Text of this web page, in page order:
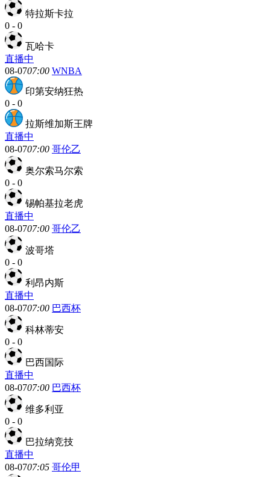
特拉斯卡拉
0 - 0
瓦哈卡
直播中
08-0707:00 WNBA
印第安纳狂热
0 - 0
拉斯维加斯王牌
直播中
08-0707:00 哥伦乙
奥尔索马尔索
0 - 0
锡帕基拉老虎
直播中
08-0707:00 哥伦乙
波哥塔
0 - 0
利昂内斯
直播中
08-0707:00 巴西杯
科林蒂安
0 - 0
巴西国际
直播中
08-0707:00 巴西杯
维多利亚
0 - 0
巴拉纳竞技
直播中
08-0707:05 哥伦甲